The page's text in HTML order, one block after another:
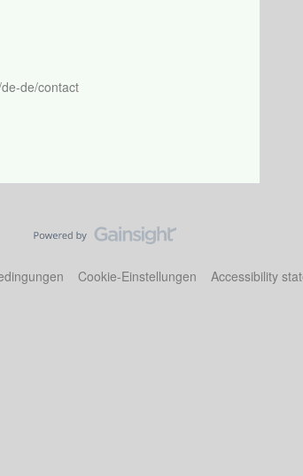
de/contact
Cookie-Einstellungen Accessibility